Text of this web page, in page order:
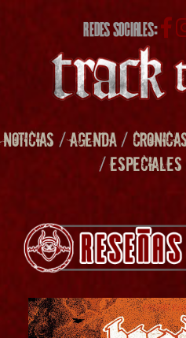
REDES SOCIALES:
NOTICIAS /AGENDA/
/ESPECIALES